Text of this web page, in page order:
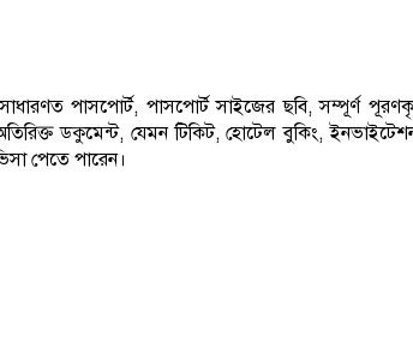
পাসপোর্ট, পাসপোর্ট সাইজের ছবি, সম্পূর্ণ
ডকুমেন্ট, যেমন টিকিট, হোটেল বুকিং,
পেতে পারেন।